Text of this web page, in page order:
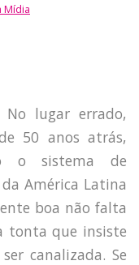
Mídia
lugar errado,
50 anos atrás,
o sistema de
América Latina
boa não falta
tonta que insiste
canalizada. Se